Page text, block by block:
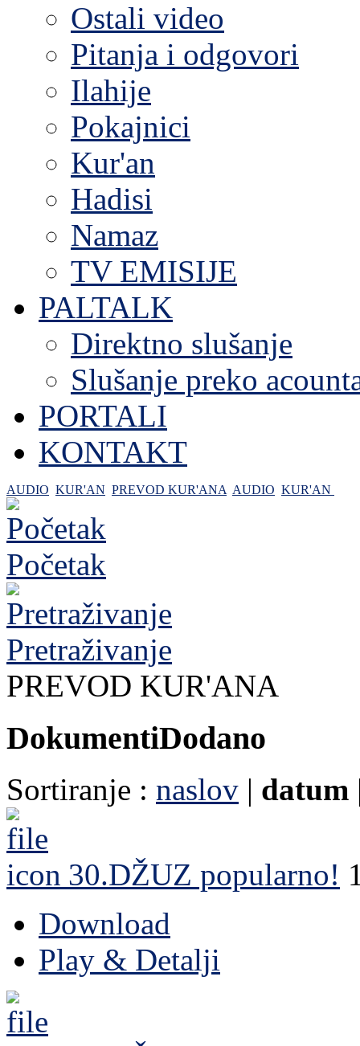
Ostali video
Pitanja i odgovori
Ilahije
Pokajnici
Kur'an
Hadisi
Namaz
TV EMISIJE
PALTALK
Direktno slušanje
Slušanje preko
PORTALI
KONTAKT
AUDIO KUR'AN PREVOD KUR'ANA AUDIO KUR'AN
Početak
Pretraživanje
PREVOD KUR'ANA
DokumentiDodano
Sortiranje : naslov | datum
30.DŽUZ popularno!
Download
Play & Detalji